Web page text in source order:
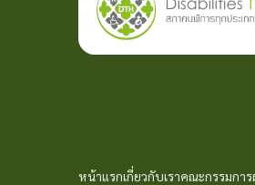
หน้าแรกเกี่ยวกับเราคณะกรรมการ